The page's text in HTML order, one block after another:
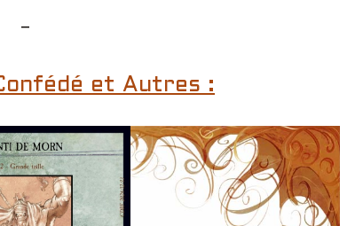
–
et Autres :